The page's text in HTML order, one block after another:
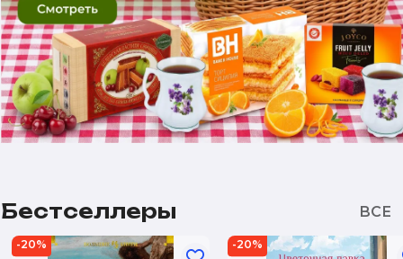
Бестселлеры
-20% -20%